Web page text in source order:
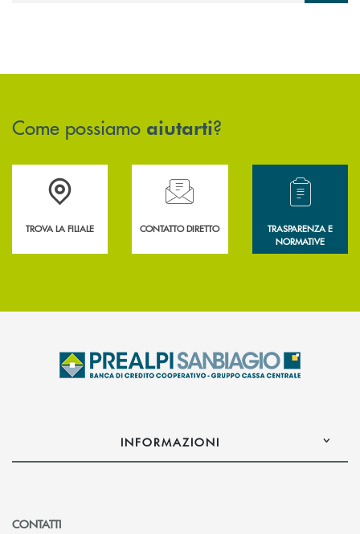
Come possiamo aiutarti?
Accedi all' elenco completo delle filiali .
TROVA LA FILIALE
Hai bisogno di assistenza immediata?
CONTATTO DIRETTO
Hai bisogno di
TRASPARENZA E
NORMATIVE
INFORMAZIONI
CONTATTI